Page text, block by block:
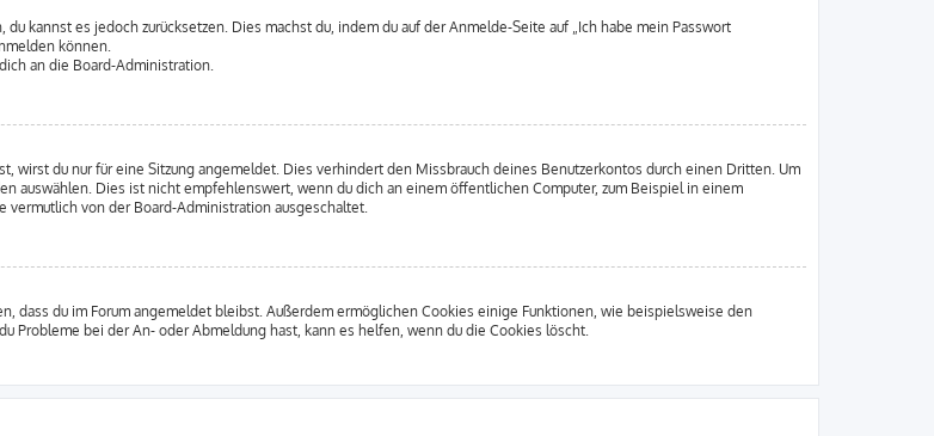
kannst es jedoch zurücksetzen. Dies machst du, indem du auf der Anmelde-Seite auf „Ich habe mein Passwort
können.
an die Board-Administration.
wirst du nur für eine Sitzung angemeldet. Dies verhindert den Missbrauch deines Benutzerkontos durch einen Dritten. Um
auswählen. Dies ist nicht empfehlenswert, wenn du dich an einem öffentlichen Computer, zum Beispiel in einem
von der Board-Administration ausgeschaltet.
dass du im Forum angemeldet bleibst. Außerdem ermöglichen Cookies einige Funktionen, wie beispielsweise den
Probleme bei der An- oder Abmeldung hast, kann es helfen, wenn du die Cookies löscht.